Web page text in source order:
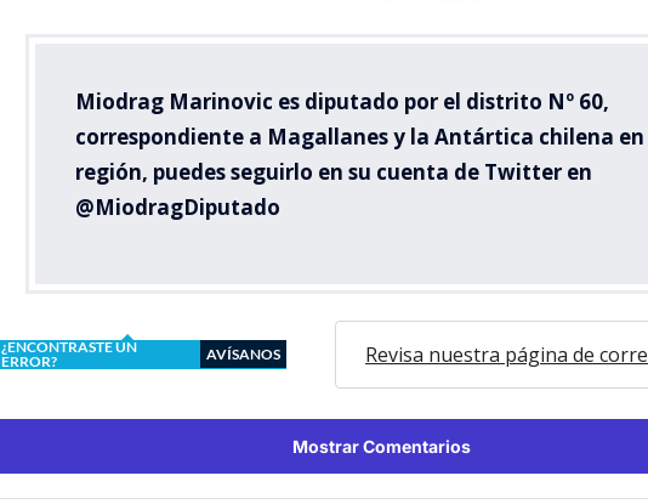
Miodrag Marinovic es diputado por el distrito Nº 60,
correspondiente a Magallanes y la Antártica chilena en
región, puedes seguirlo en su cuenta de Twitter en
@MiodragDiputado
¿ENCONTRASTE UN
ERROR?
AVÍSANOS Revisa nuestra página de
Mostrar Comentarios